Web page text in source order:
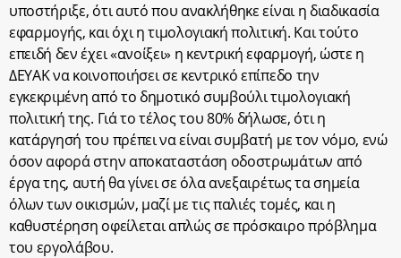
υποστήριξε, ότι αυτό που ανακλήθηκε είναι η διαδικασία
εφαρμογής, και όχι η τιμολογιακή πολιτική. Και τούτο
επειδή δεν έχει «ανοίξει» η κεντρική εφαρμογή, ώστε η
ΔΕΥΑΚ να κοινοποιήσει σε κεντρικό επίπεδο την
εγκεκριμένη από το δημοτικό συμβούλι τιμολογιακή
πολιτική της. Γιά το τέλος του 80% δήλωσε, ότι η
κατάργησή του πρέπει να είναι συμβατή με τον νόμο, ενώ
όσον αφορά στην αποκαταστάση οδοστρωμάτων από
έργα της, αυτή θα γίνει σε όλα ανεξαιρέτως τα σημεία
όλων των οικισμών, μαζί με τις παλιές τομές, και η
καθυστέρηση οφείλεται απλώς σε πρόσκαιρο πρόβλημα
του εργολάβου.